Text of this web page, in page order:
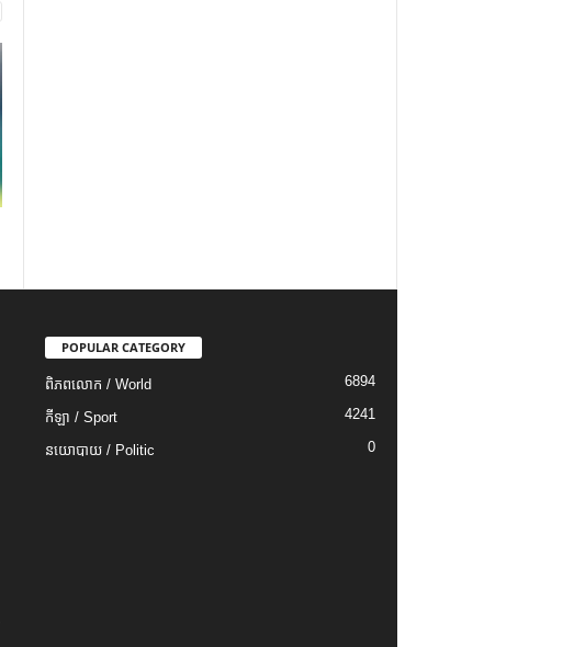
POPULAR CATEGORY
ពិភពលោក / World 6894
កីឡា / Sport 4241
នយោបាយ / Politic 0